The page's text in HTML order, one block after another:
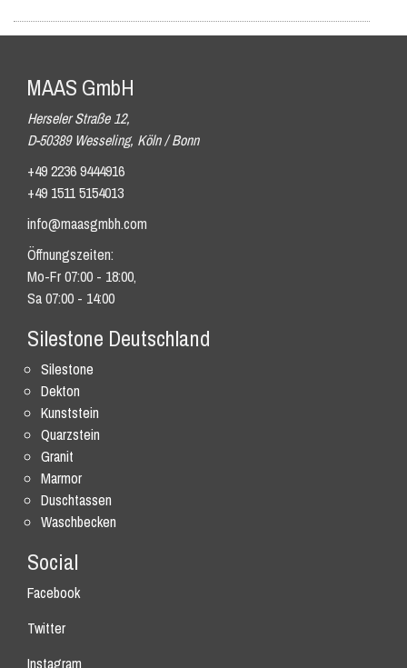
MAAS GmbH
Herseler Straße 12,
D-50389 Wesseling, Köln / Bonn
+49 2236 9444916
+49 1511 5154013
info@maasgmbh.com
Öffnungszeiten:
Mo-Fr 07:00 - 18:00,
Sa 07:00 - 14:00
Silestone Deutschland
Silestone
Dekton
Kunststein
Quarzstein
Granit
Marmor
Duschtassen
Waschbecken
Social
Facebook
Twitter
Instagram